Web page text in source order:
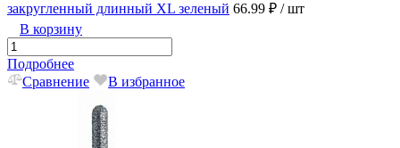
закругленный длинный XL зеленый 66.99 ₽ / шт
В корзину
Подробнее
Сравнение
В избранное